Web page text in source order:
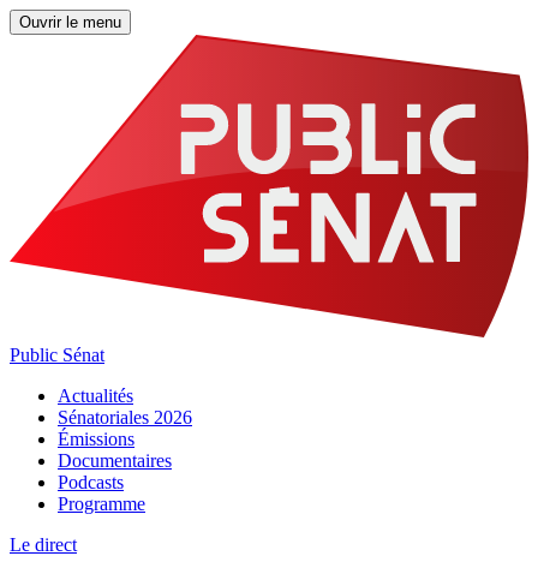
Ouvrir le menu
Public Sénat
Actualités
Sénatoriales 2026
Émissions
Documentaires
Podcasts
Programme
Le direct